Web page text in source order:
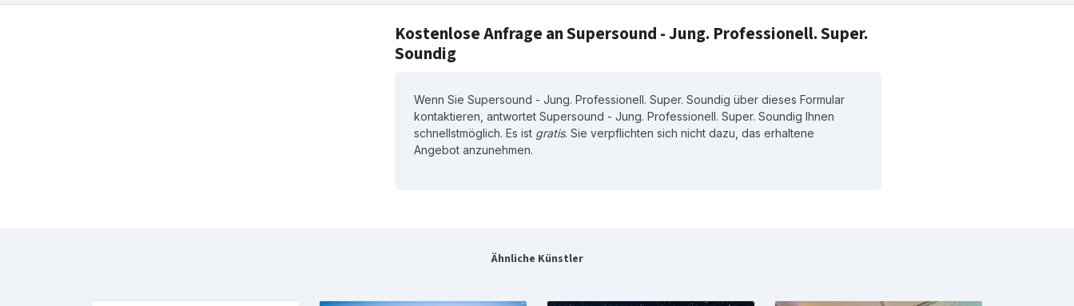
Kostenlose Anfrage an Supersound - Jung. Professionell. Super.
Soundig
Wenn Sie Supersound - Jung. Professionell. Super. Soundig über dieses Formular
kontaktieren, antwortet Supersound - Jung. Professionell. Super. Soundig Ihnen
schnellstmöglich. Es ist gratis. Sie verpflichten sich nicht dazu, das erhaltene
Angebot anzunehmen.
Ähnliche Künstler